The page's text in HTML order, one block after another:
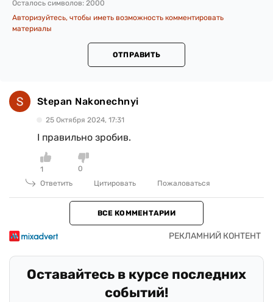
Осталось символов: 2000
Авторизуйтесь, чтобы иметь возможность комментировать
материалы
ОТПРАВИТЬ
Stepan Nakonechnyi
25 Октября 2024, 17:31
І правильно зробив.
1
0
Ответить
Цитировать Пожаловаться
ВСЕ КОММЕНТАРИИ
Оставайтесь в курсе последних
событий!